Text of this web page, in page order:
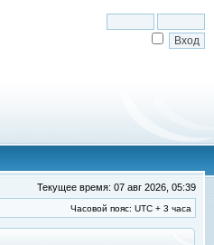
Текущее время: 07 авг 2026, 05:39
Часовой пояс: UTC + 3 часа